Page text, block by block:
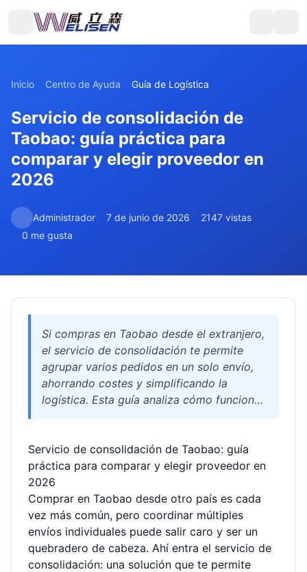
Inicio Centro de Ayuda Guía de Logística
Servicio de consolidación de
Taobao: guía práctica para
comparar y elegir proveedor en
2026
Administrador 7 de junio de 2026
2147 vistas
0 me gusta
Si compras en Taobao desde el extranjero,
el servicio de consolidación te permite
agrupar varios pedidos en un solo envío,
ahorrando costes y simplificando la
logística. Esta guía analiza cómo funciona,
almacenamiento, transportistas
disponibles, canales para productos
especiales) y cómo evitar problemas
comunes en aduanas. Una lectura obligada
para sacar el máximo partido a tus
compras en China durante 2026.
Servicio de consolidación de Taobao: guía
práctica para comparar y elegir proveedor en
2026
Comprar en Taobao desde otro país es cada
vez más común, pero coordinar múltiples
envíos individuales puede salir caro y ser un
quebradero de cabeza. Ahí entra el servicio de
consolidación: una solución que te permite